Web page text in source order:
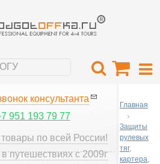
консультанта
951 193 79 77
по всей России!
путешествиях с 2009г
Главная
Защиты
рулевых
тяг,
картера,